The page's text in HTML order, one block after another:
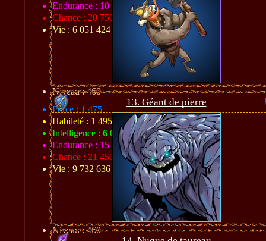
Endurance : 10 222
Chance : 20 750
Vie : 6 051 424
Niveau : 460
Force : 1 475
Habileté : 1 495
Intelligence : 6 020
Endurance : 15 903
Chance : 21 450
Vie : 9 732 636
13. Géant de pierre
Niveau : 460